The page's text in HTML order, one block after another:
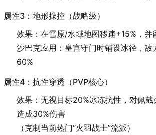
属性3：地形操控（战略级）
效果：在雪原/水域地图移速+15%，并
沙巴克应用：皇宫守门时铺设冰径，敌
60%
属性4：抗性穿透（PVP核心）
效果：无视目标20%冰冻抗性，对佩
造成30%伤害
（克制当前热门“火羽战士”流派）